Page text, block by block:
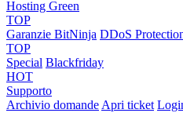
Hosting Green
TOP
Garanzie BitNinja DDoS
TOP
Special Blackfriday
HOT
Supporto
Archivio domandeApri ticket